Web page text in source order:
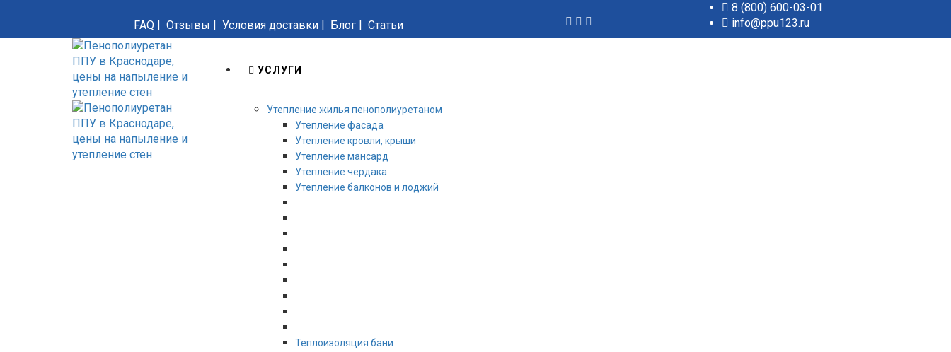
FAQ | Отзывы | Условия доставки | Блог | Статьи
8 (800) 600-03-01
info@ppu123.ru
УСЛУГИ
Утепление жилья пенополиуретаном
Утепление фасада
Утепление кровли, крыши
Утепление мансард
Утепление чердака
Утепление балконов и лоджий
Теплоизоляция бани